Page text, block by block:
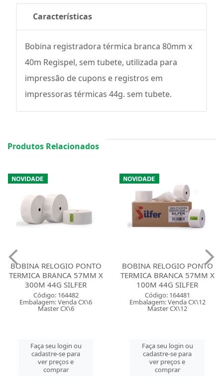
Características
Bobina registradora térmica branca 80mm x
40m Regispel, sem tubete, utilizada para
impressão de cupons e registros em
impressoras térmicas 44g. sem tubete.
Produtos Relacionados
BOBINA RELOGIO PONTO
TERMICA BRANCA 57MM X
300M 44G SILFER
Código: 164482
Embalagem: Venda CX\6
Master CX\6
Faça seu login ou
cadastre-se para
ver preços e
comprar
BOBINA RELOGIO PONTO
TERMICA BRANCA 57MM X
100M 44G SILFER
Código: 164481
Embalagem: Venda CX\12
Master CX\12
Faça seu login ou
cadastre-se para
ver preços e
comprar